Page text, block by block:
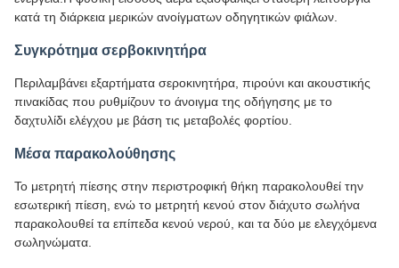
κατά τη διάρκεια μερικών ανοίγματων οδηγητικών φιάλων.
Συγκρότημα σερβοκινητήρα
Περιλαμβάνει εξαρτήματα σεροκινητήρα, πιρούνι και ακουστικής
πινακίδας που ρυθμίζουν το άνοιγμα της οδήγησης με το
δαχτυλίδι ελέγχου με βάση τις μεταβολές φορτίου.
Μέσα παρακολούθησης
Το μετρητή πίεσης στην περιστροφική θήκη παρακολουθεί την
εσωτερική πίεση, ενώ το μετρητή κενού στον διάχυτο σωλήνα
παρακολουθεί τα επίπεδα κενού νερού, και τα δύο με ελεγχόμενα
σωληνώματα.